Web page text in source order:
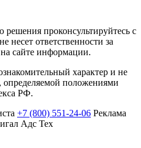
проконсультируйтесь с
несет ответственности за
сайте информации.
характер и не
определяемой положениями
РФ.
+7 (800) 551-24-06 Реклама
Адс Тех